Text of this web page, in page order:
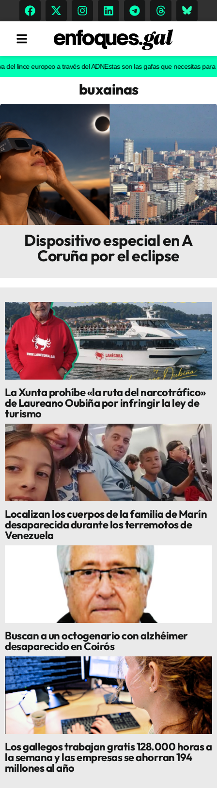
Gastronomía
Escenarios
Sostenibilidad
Innova
europeo a través del ADNEstas son las gafas que necesitas para ver
buxainas
Dispositivo especial en A
Coruña por el eclipse
La Xunta prohíbe «la ruta del narcotráfico»
de Laureano Oubiña por infringir la ley de
turismo
Localizan los cuerpos de la familia de Marín
desaparecida durante los terremotos de
Venezuela
Buscan a un octogenario con alzhéimer
desaparecido en Coirós
Los gallegos trabajan gratis 128.000 horas a
la semana y las empresas se ahorran 194
millones al año